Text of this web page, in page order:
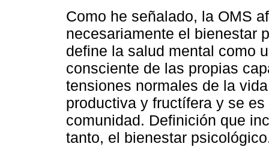
Como he señalado, la OMS
necesariamente el bienestar
define la salud mental como
consciente de las propias
tensiones normales de la
productiva y fructífera y se
comunidad. Definición que
tanto, el bienestar